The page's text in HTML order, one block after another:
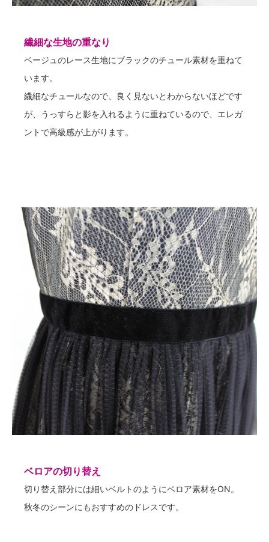
繊細な生地の重なり
ベージュのレース生地にブラックのチュール素材を重ねて
います。
繊細なチュールなので、良く見ないとわからないほどです
が、うっすらと影を入れるように重ねているので、エレガ
ントで高級感が上がります。
ベロアの切り替え
切り替え部分には細いベルトのようにベロア素材をON。
秋冬のシーンにもおすすめのドレスです。